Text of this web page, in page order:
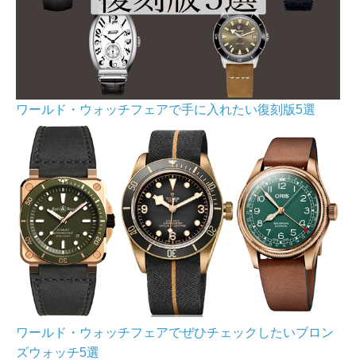
ワールド・ウォッチフェアで手に入れたい復刻版5選
ワールド・ウォッチフェアでぜひチェックしたいブロン
ズウォッチ5選